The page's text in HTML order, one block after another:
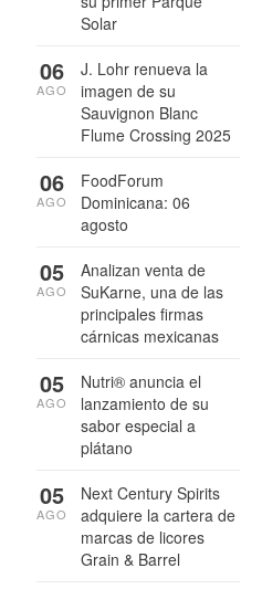
Solar
J. Lohr renueva la
imagen de su
Sauvignon Blanc
Flume Crossing 2025
06
AGO
FoodForum
Dominicana: 06
agosto
06
AGO
Analizan venta de
SuKarne, una de las
principales firmas
cárnicas mexicanas
05
AGO
Nutri® anuncia el
lanzamiento de su
sabor especial a
plátano
05
AGO
Next Century Spirits
adquiere la cartera de
marcas de licores
Grain & Barrel
05
AGO